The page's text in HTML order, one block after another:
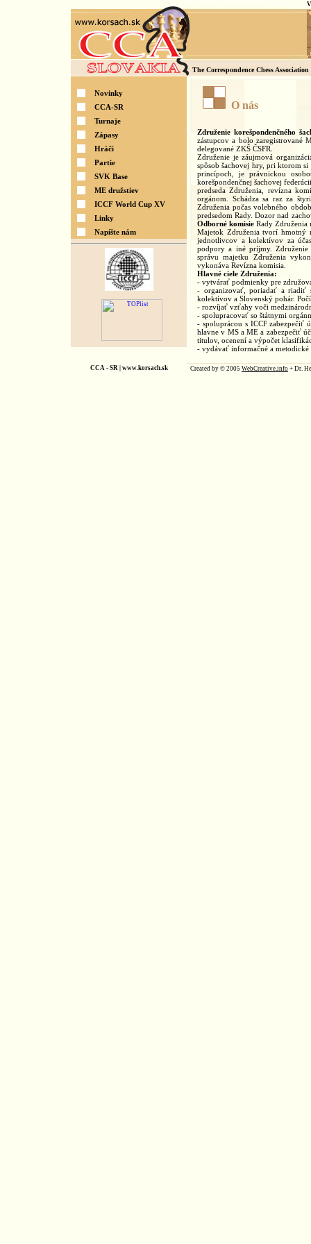
The Correspondence Chess
Novinky
CCA-SR
Turnaje
Zápasy
Hráči
Partie
SVK Base
ME družstiev
ICCF World Cup XV
Linky
Napíšte nám
O nás
Združenie korešpondenčného
zástupcov a bolo zaregistrované
delegované ZKŠ ČSFR.
Združenie je záujmová
spôsob šachovej hry, pri ktorom
princípoch, je právnickou
korešpondenčnej šachovej
predseda Združenia, revízna
orgánom. Schádza sa raz za
Združenia počas volebného
predsedom Rady. Dozor nad
Odborné komisie Rady Združenia
Majetok Združenia tvorí hmotný
jednotlivcov a kolektívov za
podpory a iné príjmy. Združenie
správu majetku Združenia
vykonáva Revízna komisia.
Hlavné ciele Združenia:
- vytvárať podmienky pre
- organizovať, poriadať a riadiť
kolektívov a Slovenský pohár.
- rozvíjať vzťahy voči
- spolupracovať so štátnymi
- spoluprácou s ICCF zabezpečiť
hlavne v MS a ME a zabezpečiť
titulov, ocenení a výpočet
- vydávať informačné a
CCA - SR | www.korsach.sk Created by © 2005 WebCreative.info + Dr.